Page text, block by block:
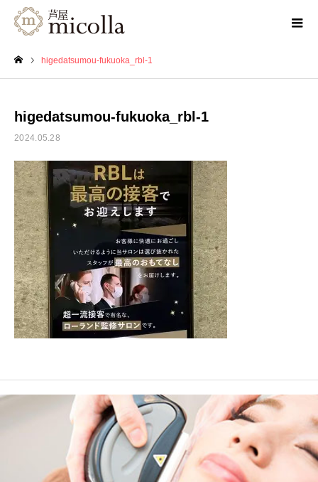
higedatsumou-fukuoka_rbl-1
higedatsumou-fukuoka_rbl-1
2024.05.28